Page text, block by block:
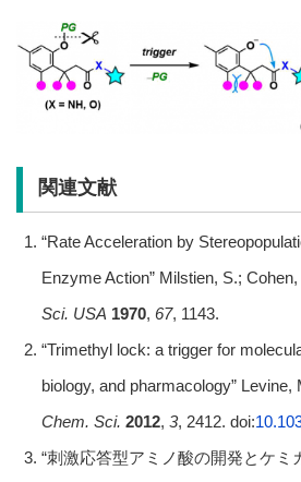
関連文献
“Rate Acceleration by
Enzyme Action” Milstien, S.; Cohen,
Sci. USA 1970, 67, 1143.
“Trimethyl lock: a trigger for
biology, and pharmacology” Levine,
Chem. Sci. 2012, 3, 2412. doi:
“刺激応答型アミノ酸の開発とケミ